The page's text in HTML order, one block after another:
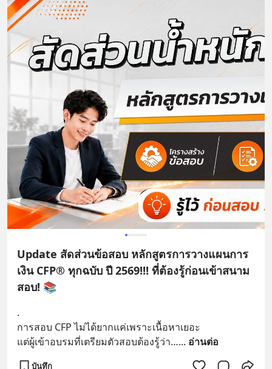
Update สัดส่วนข้อสอบ หลักสูตรการวางแผนการ
เงิน CFP® ทุกฉบับ ปี 2569!!! ที่ต้องรู้ก่อนเข้าสนาม
สอบ! 📚
.
การสอบ CFP ไม่ได้ยากแค่เพราะเนื้อหาเยอะ
แต่ผู้เข้าอบรมที่เตรียมตัวสอบต้องรู้ว่า…... อ่านต่อ
บันทึก